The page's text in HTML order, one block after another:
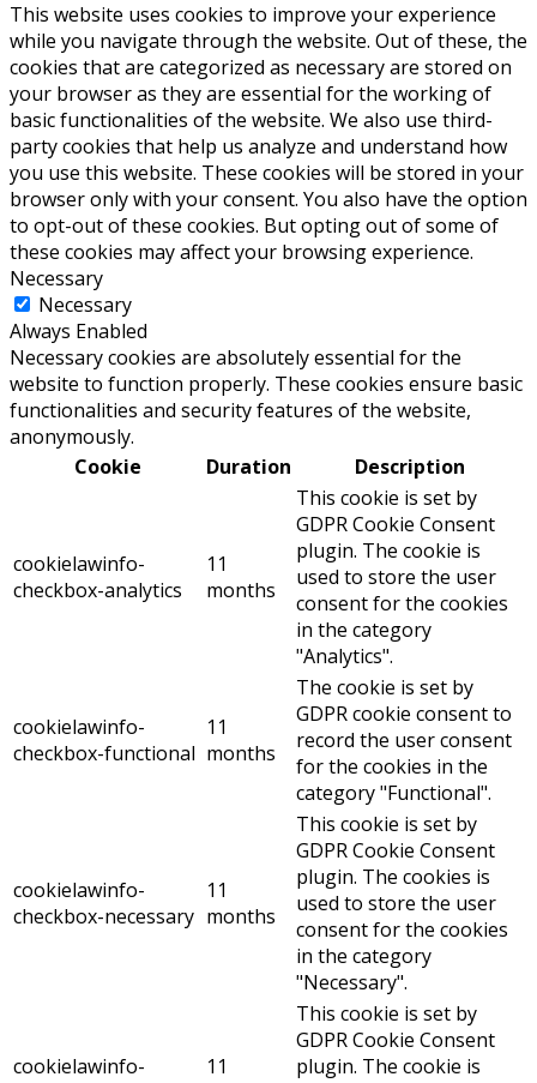
This website uses cookies to improve your experience
while you navigate through the website. Out of these, the
cookies that are categorized as necessary are stored on
your browser as they are essential for the working of
basic functionalities of the website. We also use third-
party cookies that help us analyze and understand how
you use this website. These cookies will be stored in your
browser only with your consent. You also have the option
to opt-out of these cookies. But opting out of some of
these cookies may affect your browsing experience.
Necessary
Necessary
Always Enabled
Necessary cookies are absolutely essential for the
website to function properly. These cookies ensure basic
functionalities and security features of the website,
anonymously.
Cookie
Duration Description
cookielawinfo-
checkbox-analytics
11
months
This cookie is set by
GDPR Cookie Consent
plugin. The cookie is
used to store the user
consent for the cookies
in the category
"Analytics".
cookielawinfo-
checkbox-functional
11
months
The cookie is set by
GDPR cookie consent to
record the user consent
for the cookies in the
category "Functional".
cookielawinfo-
checkbox-necessary
11
months
This cookie is set by
GDPR Cookie Consent
plugin. The cookies is
used to store the user
consent for the cookies
in the category
"Necessary".
cookielawinfo-
11
This cookie is set by
GDPR Cookie Consent
plugin. The cookie is